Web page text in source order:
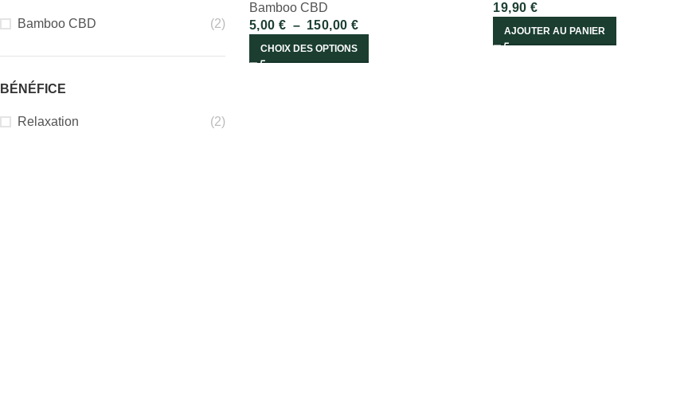
Bamboo CBD (2)
BÉNÉFICE
Relaxation (2)
Bamboo CBD
5,00€ – 150,00€
CHOIX DES OPTIONS
19,90€
AJOUTER AU PANIER